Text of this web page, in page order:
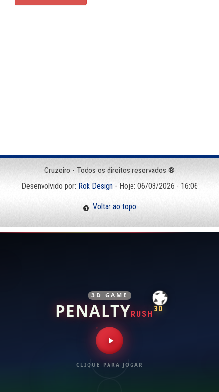
Cruzeiro - Todos os direitos reservados ®
Desenvolvido por: Rok Design- Hoje: 06/08/2026 - 16:06
Voltar ao topo
3D GAME
PENALTY RUSH
3D
CLIQUE PARA JOGAR